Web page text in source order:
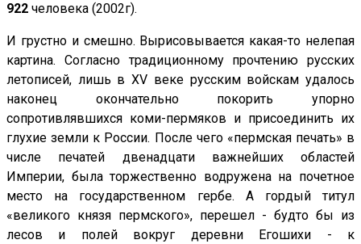
922 человека (2002г).
И грустно и смешно. Вырисовывается какая-то нелепая
картина. Согласно традиционному прочтению русских
летописей, лишь в XV веке русским войскам удалось
наконец окончательно покорить упорно
сопротивлявшихся коми-пермяков и присоединить их
глухие земли к России. После чего «пермская печать» в
числе печатей двенадцати важнейших областей
Империи, была торжественно водружена на почетное
место на государственном гербе. А гордый титул
«великого князя пермского», перешел - будто бы из
лесов и полей вокруг деревни Егошихи - к